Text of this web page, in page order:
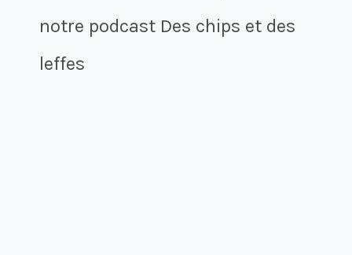
notre podcast Des chips et des
leffes